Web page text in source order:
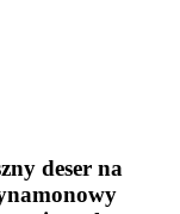
deser na